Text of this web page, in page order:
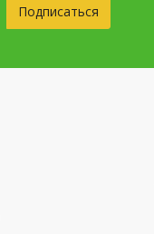
Подписаться